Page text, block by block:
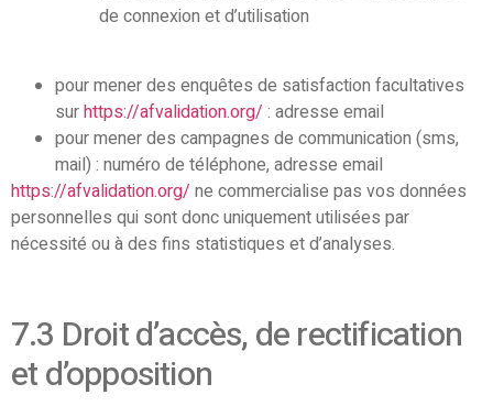
de connexion et d’utilisation
pour mener des enquêtes de satisfaction facultatives
surhttps://afvalidation.org/ : adresse email
pour mener des campagnes de communication (sms,
mail) : numéro de téléphone, adresse email
https://afvalidation.org/ ne commercialise pas vos données
personnelles qui sont donc uniquement utilisées par
nécessité ou à des fins statistiques et d’analyses.
7.3 Droit d’accès, de rectification
et d’opposition